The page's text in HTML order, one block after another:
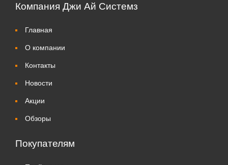
Компания Джи Ай Системз
Главная
О компании
Контакты
Новости
Акции
Обзоры
Покупателям